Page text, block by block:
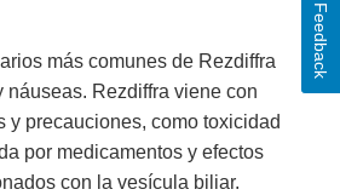
más comunes de Rezdiffra
náuseas. Rezdiffra viene con
y precauciones, como toxicidad
por medicamentos y efectos
con la vesícula biliar.
Feedback